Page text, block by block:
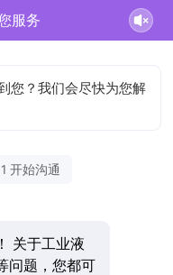
服务
您？我们会尽快为您解
开始沟通
关于工业液
问题，您都可